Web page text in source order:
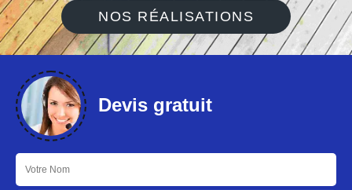
NOS RÉALISATIONS
Devis gratuit